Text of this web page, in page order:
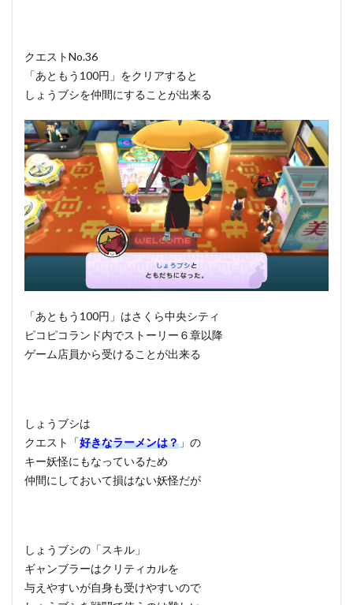
クエストNo.36
「あともう100円」をクリアすると
しょうブシを仲間にすることが出来る
「あともう100円」はさくら中央シティ
ピコピコランド内でストーリー６章以降
ゲーム店員から受けることが出来る
しょうブシは
クエスト「好きなラーメンは？ 」の
キー妖怪にもなっているため
仲間にしておいて損はない妖怪だが
しょうブシの「スキル」
ギャンブラーはクリティカルを
与えやすいが自身も受けやすいので